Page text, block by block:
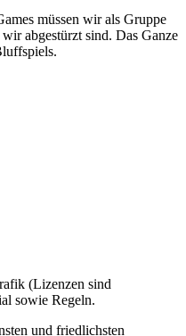
müssen wir als Gruppe
abgestürzt sind. Das Ganze
(Lizenzen sind
sowie Regeln.
und friedlichsten